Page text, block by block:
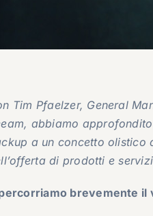
Tim Pfaelzer, General
abbiamo
a un concetto olistico
di prodotti e
brevemente